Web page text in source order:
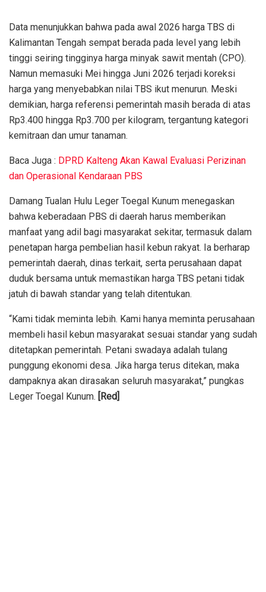
Data menunjukkan bahwa pada awal 2026 harga TBS di
Kalimantan Tengah sempat berada pada level yang lebih
tinggi seiring tingginya harga minyak sawit mentah (CPO).
Namun memasuki Mei hingga Juni 2026 terjadi koreksi
harga yang menyebabkan nilai TBS ikut menurun. Meski
demikian, harga referensi pemerintah masih berada di atas
Rp3.400 hingga Rp3.700 per kilogram, tergantung kategori
kemitraan dan umur tanaman.
Baca Juga : DPRD Kalteng Akan Kawal Evaluasi Perizinan
dan Operasional Kendaraan PBS
Damang Tualan Hulu Leger Toegal Kunum menegaskan
bahwa keberadaan PBS di daerah harus memberikan
manfaat yang adil bagi masyarakat sekitar, termasuk dalam
penetapan harga pembelian hasil kebun rakyat. Ia berharap
pemerintah daerah, dinas terkait, serta perusahaan dapat
duduk bersama untuk memastikan harga TBS petani tidak
jatuh di bawah standar yang telah ditentukan.
“Kami tidak meminta lebih. Kami hanya meminta perusahaan
membeli hasil kebun masyarakat sesuai standar yang sudah
ditetapkan pemerintah. Petani swadaya adalah tulang
punggung ekonomi desa. Jika harga terus ditekan, maka
dampaknya akan dirasakan seluruh masyarakat,” pungkas
Leger Toegal Kunum. [Red]